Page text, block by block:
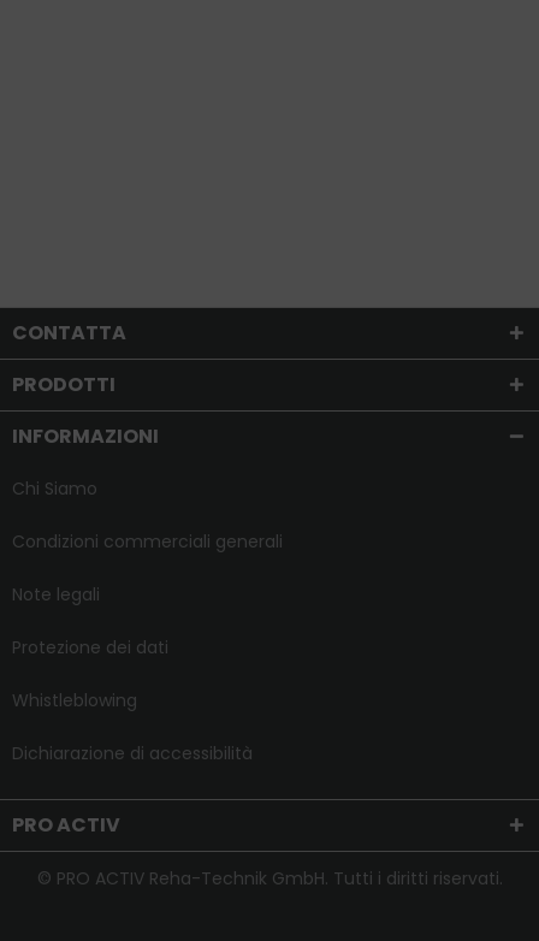
CONTATTA
PRODOTTI
INFORMAZIONI
Chi Siamo
Condizioni commerciali generali
Note legali
Protezione dei dati
Whistleblowing
Dichiarazione di accessibilità
PRO ACTIV
© PRO ACTIV Reha-Technik GmbH. Tutti i diritti riservati.